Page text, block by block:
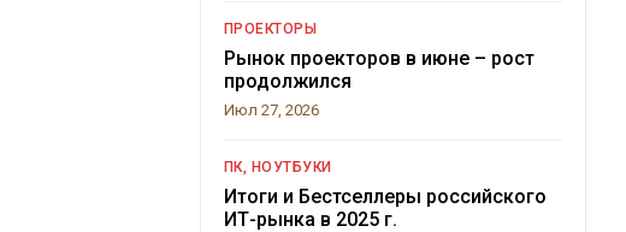
ПРОЕКТОРЫ
Рынок проекторов в июне – рост
продолжился
Июл 27, 2026
ПК, НОУТБУКИ
Итоги и Бестселлеры российского
ИТ-рынка в 2025 г.